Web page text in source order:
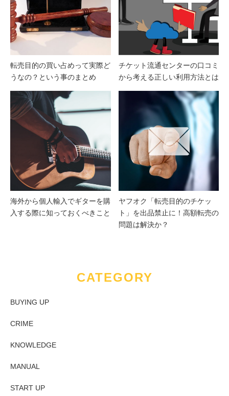
転売目的の買い占めって実際ど
うなの？という事のまとめ
チケット流通センターの口コミ
から考える正しい利用方法とは
海外から個人輸入でギターを購
入する際に知っておくべきこと
ヤフオク「転売目的のチケッ
ト」を出品禁止に！高額転売の
問題は解決か？
CATEGORY
BUYING UP
CRIME
KNOWLEDGE
MANUAL
START UP